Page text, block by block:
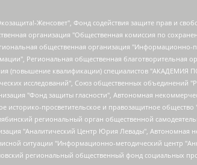
Частное учреждение "Центр поддержки и содействия развитию средств массовой информации", Пензенский региональный общественный благотворительный фонд "Гражданский союз", "Север.Реалии", Некоммерческая организация Фонд "Правовая инициатива", Общество с ограниченной ответственностью "Радио Свободная Европа/Радио Свобода", Чешское информационное агентство "MEDIUM-ORIENT", Красноярская региональная общественная организация "Мы против СПИДа", Камалягин Денис Николаевич, Маркелов Сергей Евгеньевич, Пономарев Лев Александрович, Савицкая Людмила Алексеевна, Автономная некоммерческая организация "Центр по работе с проблемой насилия "НАСИЛИЮ.НЕТ", Межрегиональный профессиональный союз работников здравоохранения "Альянс врачей", Юридическое лицо, зарегистрированное в Латвийской Республике, SIA "Medusa Project" (регистрационный номер 40103797863, дата регистрации 10.06.2014), Некоммерческая организация "Фонд по борьбе с коррупцией", Автономная некоммерческая организация "Институт права и публичной политики", Баданин Роман Сергеевич, Гликин Максим Александрович, Железнова Мария Михайловна, Лукьянова Юлия Сергеевна, Маетная Елизавета Витальевна, Маняхин Петр Борисович, Чуракова Ольга Владимировна, Ярош Юлия Петровна, Юридическое лицо "The Insider SIA", зарегистрированное в Риге, Латвийская Республика (дата регистрации 26.06.2015), являющееся администратором доменного имени интернет-издания "The Insider SIA", https://theins.ru, Постернак Алексей Евгеньевич, Рубин Михаил Аркадьевич, Анин Роман Александрович, Юридическое лицо Istories fonds, зарегистрированное в Латвийской Республике (регистрационный номер 50008295751, дата регистрации 24.02.2020), Великовский Дмитрий Александрович, Долинина Ирина Николаевна, Мароховская Алеся Алексеевна, Шлейнов Роман Юрьевич, Шмагун Олеся Валентиновна, Общество с ограниченной ответственностью "Альтаир 2021", Общество с ограниченной ответственностью "Вега 2021", Общество с ограниченной ответственностью "Главный редактор 2021", Общество с ограниченной ответственностью "Ромашки монолит", Важенков Артем Валерьевич, Ивановская областная общественная организация "Центр гендерных исследований", Гурман Юрий Альбертович, Медиапроект "ОВД-Инфо", Егоров Владимир Владимирович, Жилинский Владимир Александрович, Общество с ограниченной ответственностью "ЗП", Иванова София Юрьевна, Карезина Инна Павловна, Кильтау Екатерина Викторовна, Петров